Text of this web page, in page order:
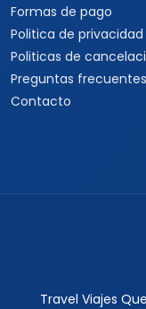
Formas de pago
Politica de privacidad
Politicas de
Preguntas frecuentes
Contacto
Travel Viajes